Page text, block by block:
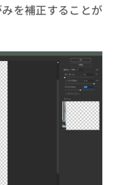
を補正することが